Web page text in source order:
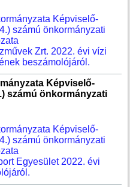
Képviselő-
számú önkormányzati
Zrt. 2022. évi vízi
beszámolójáról.
Képviselő-
számú önkormányzati
Képviselő-
számú önkormányzati
Egyesület 2022. évi